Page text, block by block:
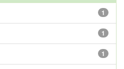
1
1
1